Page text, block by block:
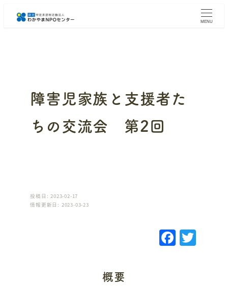
MENU
障害児家族と支援者た
ちの交流会 第2回
投稿日: 2023-02-17
情報更新日: 2023-03-23
F
a
T
概要